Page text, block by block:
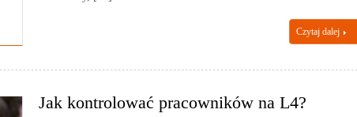
Czytaj dalej
Jak kontrolować pracowników na L4?